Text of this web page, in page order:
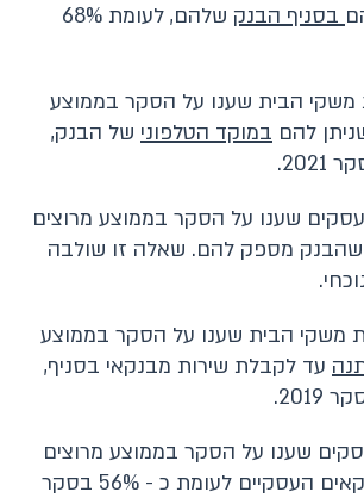
בסניף הבנק
שלהם, לעומת 68%
משקי הבית שענו על הסקר בממוצע
להם במוקד הטלפוני של הבנק,
שהבנק מספק להם. שאלה זו שולבה
מלקוחות משקי הבית שענו על הסקר בממוצע
עד לקבלת שירות מבנקאי בסניף,
של הבנקאים העסקיים לעומת כ - 56% בסקר